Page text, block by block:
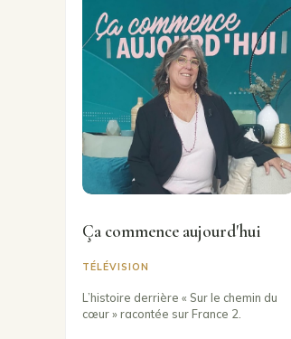
Ça commence aujourd'hui
TÉLÉVISION
L’histoire derrière « Sur le chemin du
cœur » racontée sur France 2.